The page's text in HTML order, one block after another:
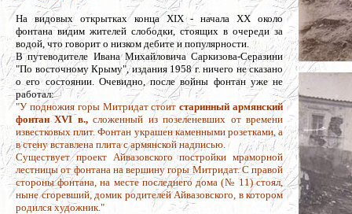
На видовых открытках конца XIX - начала XX около
фонтана видим жителей слободки, стоящих в очереди за
водой, что говорит о низком дебите и популярности.
В путеводителе Ивана Михайловича Саркизова-Серазини
"По восточному Крыму", издания 1958 г. ничего не сказано
о его состоянии. Очевидно, после войны фонтан уже не
работал:
"У подножия горы Митридат стоитстаринный армянский
фонтан XVI в.,сложенный из позеленевших от времени
известковых плит. Фонтан украшен каменными розетками, а
в стену вставлена плита с армянской надписью.
Существует проект Айвазовского постройки мраморной
лестницы от фонтана на вершину горы Митридат. С правой
стороны фонтана, на месте последнего дома (№ 11) стоял,
ныне сгоревший, домик родителей Айвазовского, в котором
родился художник."